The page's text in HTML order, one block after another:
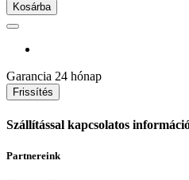
Kosárba
Garancia 24 hónap
Szállítással kapcsolatos
Partnereink